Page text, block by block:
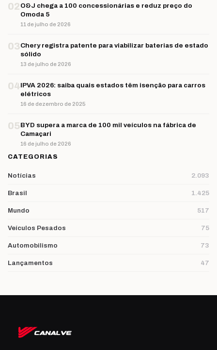
02 O&J chega a 100 concessionárias e reduz preço do
Omoda 5
11 de julho de 2026
03Chery registra patente para viabilizar baterias de estado
sólido
13 de julho de 2026
04IPVA 2026: saiba quais estados têm isenção para carros
elétricos
16 de dezembro de 2025
05BYD supera a marca de 100 mil veículos na fábrica de
Camaçari
16 de julho de 2026
CATEGORIAS
Notícias 2.093
Brasil 1.425
Mundo 517
Veículos Pesados 75
Automobilismo 73
Lançamentos 47